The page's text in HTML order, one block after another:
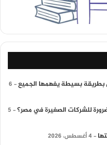
بطريقة بسيطة يفهمها الجميع
6
للشركات الصغيرة في مصر؟
5
4 أغسطس، 2026